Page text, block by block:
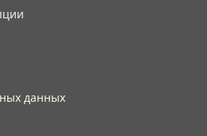
данных​